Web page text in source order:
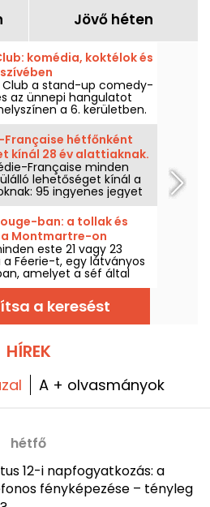
Jövő héten
komédia, koktélok és
Club a stand-up comedy-
az ünnepi hangulatot
a 6. kerületben.
felfedezni a
teli estékhez.
Française hétfőnként
kínál 28 év alattiaknak.
Française minden
lehetőséget kínál a
95 ingyenes jegyet
Salle Richelieu-ben
Ezeket a jegyeket a Petit
egy órával a
ban: a tollak és
Montmartre-on
este 21 vagy 23
Féerie-t, egy látványos
amelyet a séf által
előz meg, vagy nem.
a keresést
HÍREK
A + olvasmányok
hétfő
12-i napfogyatkozás: a
fényképezése – tényleg